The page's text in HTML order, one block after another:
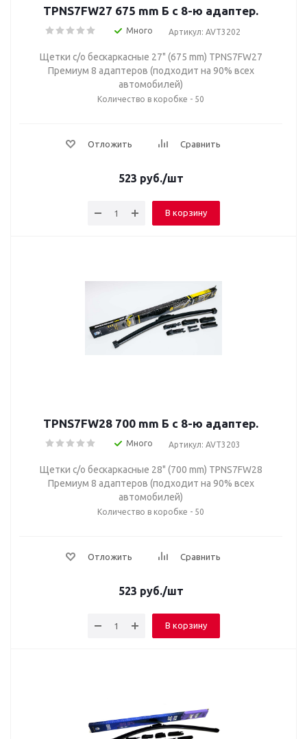
TPNS7FW27 675 mm Б с 8-ю адаптер.
Много Артикул: AVT3202
Щетки с/о бескаркасные 27" (675 mm) TPNS7FW27
Премиум 8 адаптеров (подходит на 90% всех
автомобилей)
Количество в коробке - 50
Отложить Сравнить
523 руб./шт
В корзину
TPNS7FW28 700 mm Б с 8-ю адаптер.
Много Артикул: AVT3203
Щетки с/о бескаркасные 28" (700 mm) TPNS7FW28
Премиум 8 адаптеров (подходит на 90% всех
автомобилей)
Количество в коробке - 50
Отложить Сравнить
523 руб./шт
В корзину